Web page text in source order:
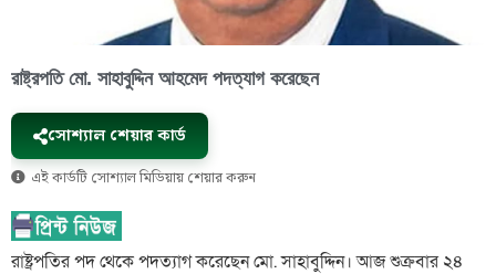
রাষ্ট্রপতি মো. সাহাবুদ্দিন আহমেদ পদত্যাগ করেছেন
সোশ্যাল শেয়ার কার্ড
এই কার্ডটি সোশ্যাল মিডিয়ায় শেয়ার করুন
রাষ্ট্রপতির পদ থেকে পদত্যাগ করেছেন মো. সাহাবুদ্দিন। আজ শুক্রবার ২৪